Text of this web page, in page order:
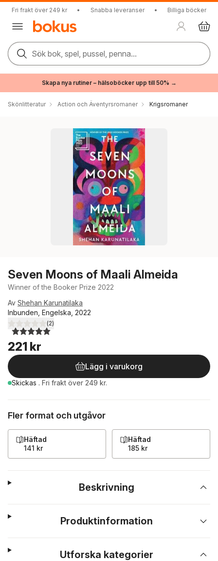
Fri frakt över 249 kr • Snabba leveranser • Billiga böcker
Sök bok, spel, pussel, penna...
Skapa nya rutiner – hälsoböcker upp till 50% →
Skönlitteratur Action och Äventyrsromaner Krigsromaner
Seven Moons of Maali Almeida
Winner of the Booker Prize 2022
Av Shehan Karunatilaka
Inbunden, Engelska, 2022
5,0utav 5 stjärnor. Totalt antal röster:
(2)
221 kr
Lägg i varukorg
Skickas . Fri frakt över 249 kr.
Fler format och utgåvor
Häftad
141 kr
Häftad
185 kr
Beskrivning
Produktinformation
Utforska kategorier